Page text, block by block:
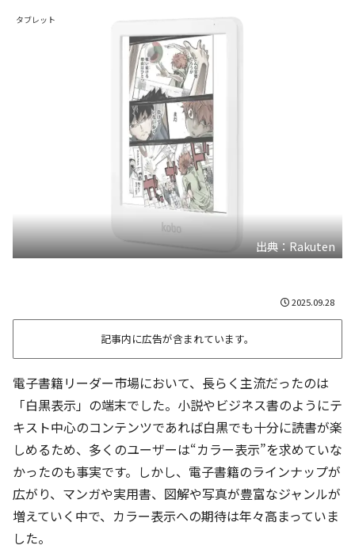
タブレット
出典：Rakuten
2025.09.28
記事内に広告が含まれています。
電子書籍リーダー市場において、長らく主流だったのは
「白黒表示」の端末でした。小説やビジネス書のようにテ
キスト中心のコンテンツであれば白黒でも十分に読書が楽
しめるため、多くのユーザーは“カラー表示”を求めていな
かったのも事実です。しかし、電子書籍のラインナップが
広がり、マンガや実用書、図解や写真が豊富なジャンルが
増えていく中で、カラー表示への期待は年々高まっていま
した。